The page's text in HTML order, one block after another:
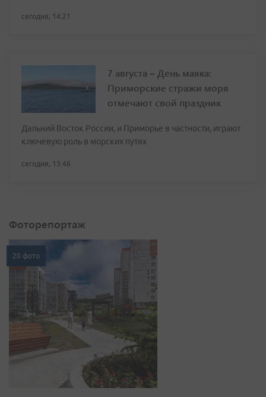
сегодня, 14:21
7 августа – День маяка:
Приморские стражи моря
отмечают свой праздник
Дальний Восток России, и Приморье в частности, играют
ключевую роль в морских путях
сегодня, 13:46
Фоторепортаж
20 фото